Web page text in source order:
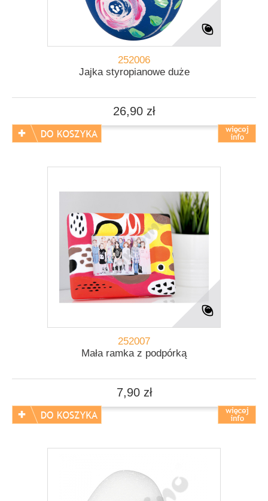
252006
Jajka styropianowe duże
26,90 zł
252007
Mała ramka z podpórką
7,90 zł